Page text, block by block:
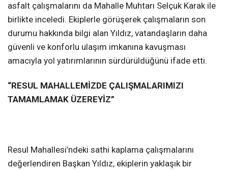
asfalt çalışmalarını da Mahalle Muhtarı Selçuk Karak ile
birlikte inceledi. Ekiplerle görüşerek çalışmaların son
durumu hakkında bilgi alan Yıldız, vatandaşların daha
güvenli ve konforlu ulaşım imkanına kavuşması
amacıyla yol yatırımlarının sürdürüldüğünü ifade etti.
“RESUL MAHALLEMİZDE ÇALIŞMALARIMIZI
TAMAMLAMAK ÜZEREYİZ”
Resul Mahallesi’ndeki sathi kaplama çalışmalarını
değerlendiren Başkan Yıldız, ekiplerin yaklaşık bir